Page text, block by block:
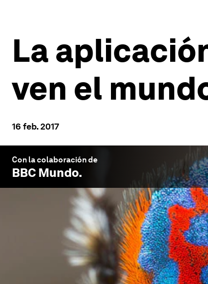
La
ven el
16 feb. 2017
Con la colaboración de
BBC Mundo.